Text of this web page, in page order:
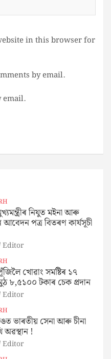
in this browser for
by email.
email.
নিযুত মইনা আৰু
পত্ৰ বিতৰণ কাৰ্যসূচী
Editor
পূঁজিলৈ খোৱাং সমষ্টিৰ ১৭
৮,৫১০০ টকাৰ চেক প্ৰদান
Editor
ভাৰতীয় সেনা আৰু চীনা
!
Editor